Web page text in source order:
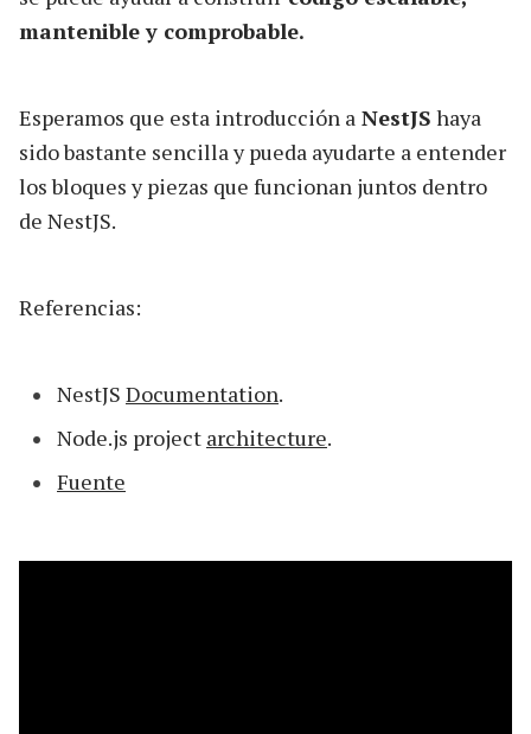
mantenible y comprobable.
Esperamos que esta introducción a NestJS haya
sido bastante sencilla y pueda ayudarte a entender
los bloques y piezas que funcionan juntos dentro
de NestJS.
Referencias:
NestJS Documentation.
Node.js project architecture.
Fuente